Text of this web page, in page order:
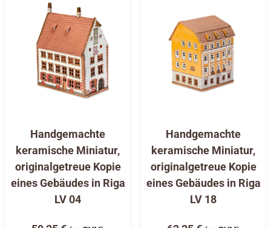
Handgemachte
keramische Miniatur,
originalgetreue Kopie
eines Gebäudes in Riga
LV 04
Handgemachte
keramische Miniatur,
originalgetreue Kopie
eines Gebäudes in Riga
LV 18